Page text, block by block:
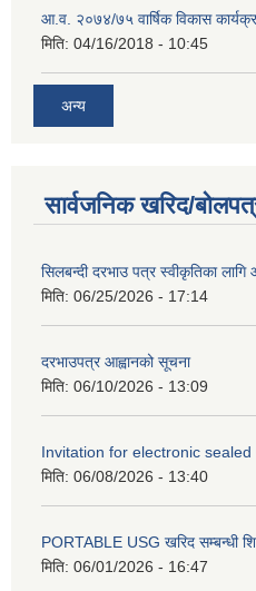
आ.व. २०७४/७५ वार्षिक विकास
मिति: 04/16/2018 - 10:45
अन्य
सार्वजनिक खरिद/
सिलबन्दी दरभाउ पत्र स्वीकृतिका
मिति: 06/25/2026 - 17:14
दरभाउपत्र आह्वानको सूचना
मिति: 06/10/2026 - 13:09
Invitation for electronic sealed
मिति: 06/08/2026 - 13:40
PORTABLE USG खरिद सम्बन्धी
मिति: 06/01/2026 - 16:47